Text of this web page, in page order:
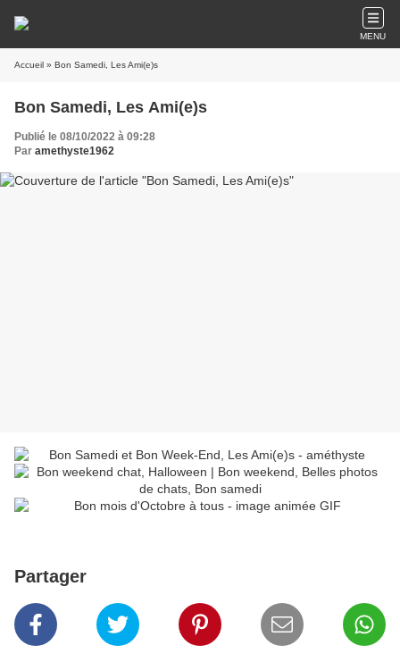
MENU
Accueil » Bon Samedi, Les Ami(e)s
Bon Samedi, Les Ami(e)s
Publié le 08/10/2022 à 09:28
Par amethyste1962
Partager